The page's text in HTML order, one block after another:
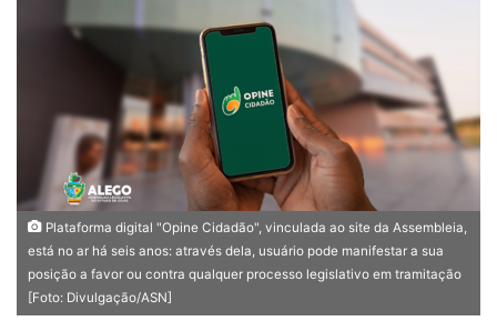
u
m
i
Plataforma digital "Opine Cidadão", vinculada ao site da Assembleia,
está no ar há seis anos: através dela, usuário pode manifestar a sua
posição a favor ou contra qualquer processo legislativo em tramitação
[Foto: Divulgação/ASN]